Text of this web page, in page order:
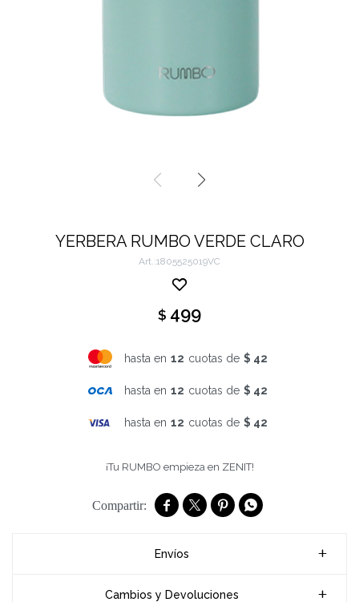
YERBERA RUMBO VERDE CLARO
1805525019VC
$ 499
hasta en 12 cuotas de $ 42
hasta en 12 cuotas de $ 42
hasta en 12 cuotas de $ 42
¡Tu RUMBO empieza en ZENIT!
   
Envíos
Cambios y Devoluciones